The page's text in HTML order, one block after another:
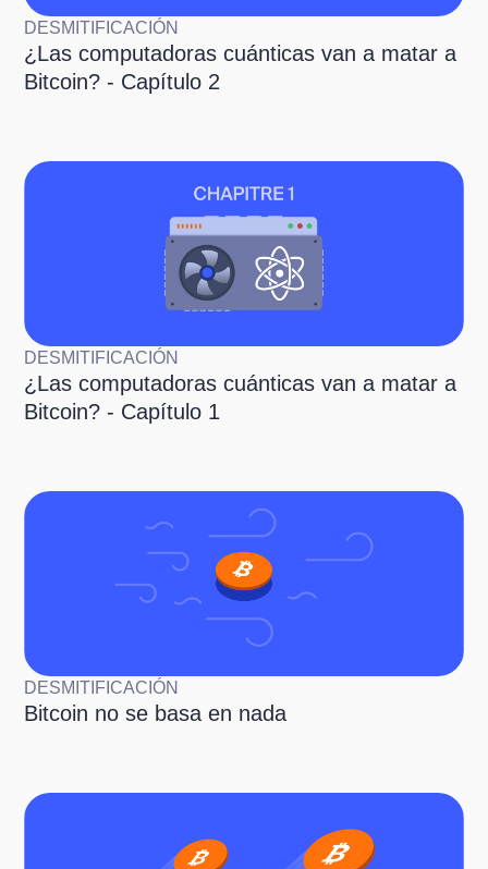
DESMITIFICACIÓN
¿Las computadoras cuánticas van a matar a
Bitcoin? - Capítulo 2
DESMITIFICACIÓN
¿Las computadoras cuánticas van a matar a
Bitcoin? - Capítulo 1
DESMITIFICACIÓN
Bitcoin no se basa en nada